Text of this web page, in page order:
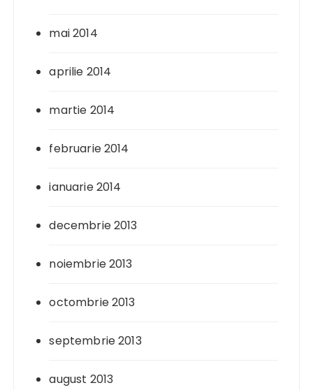
mai 2014
aprilie 2014
martie 2014
februarie 2014
ianuarie 2014
decembrie 2013
noiembrie 2013
octombrie 2013
septembrie 2013
august 2013